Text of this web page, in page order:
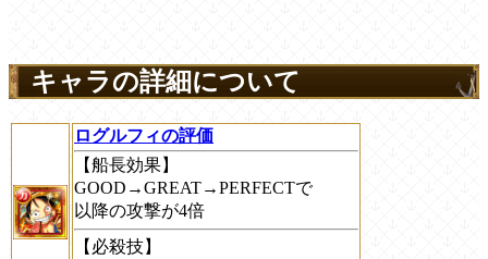
キャラの詳細について
ログルフィの評価
【船長効果】
GOOD→GREAT→PERFECTで
以降の攻撃が4倍
【必殺技】